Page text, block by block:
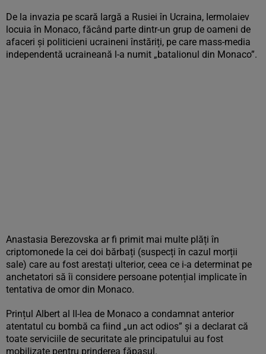
De la invazia pe scară largă a Rusiei în Ucraina, Iermolaiev
locuia în Monaco, făcând parte dintr-un grup de oameni de
afaceri și politicieni ucraineni înstăriți, pe care mass-media
independentă ucraineană l-a numit „batalionul din Monaco”.
Anastasia Berezovska ar fi primit mai multe plăți în
criptomonede la cei doi bărbați (suspecți în cazul morții
sale) care au fost arestați ulterior, ceea ce i-a determinat pe
anchetatori să îi considere persoane potențial implicate în
tentativa de omor din Monaco.
Prințul Albert al II-lea de Monaco a condamnat anterior
atentatul cu bombă ca fiind „un act odios” și a declarat că
toate serviciile de securitate ale principatului au fost
mobilizate pentru prinderea făpașul.